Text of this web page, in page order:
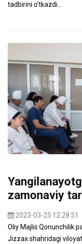
tadbirini o‘tkazdi...
zamonaviy
2023-03-25 12:28:51
Oliy Majlis Qonunchilik
Jizzax shahridagi